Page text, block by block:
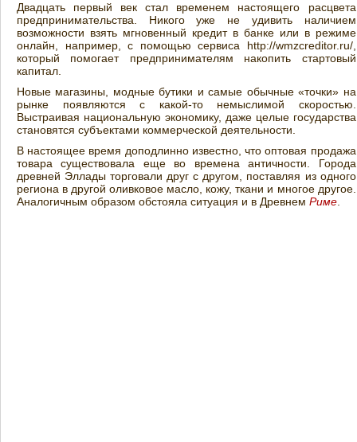
Двадцать первый век стал временем настоящего расцвета
предпринимательства. Никого уже не удивить наличием
возможности взять мгновенный кредит в банке или в режиме
онлайн, например, с помощью сервиса http://wmzcreditor.ru/,
который помогает предпринимателям накопить стартовый
капитал.
Новые магазины, модные бутики и самые обычные «точки» на
рынке появляются с какой-то немыслимой скоростью.
Выстраивая национальную экономику, даже целые государства
становятся субъектами коммерческой деятельности.
В настоящее время доподлинно известно, что оптовая продажа
товара существовала еще во времена античности. Города
древней Эллады торговали друг с другом, поставляя из одного
региона в другой оливковое масло, кожу, ткани и многое другое.
Аналогичным образом обстояла ситуация и в Древнем Риме